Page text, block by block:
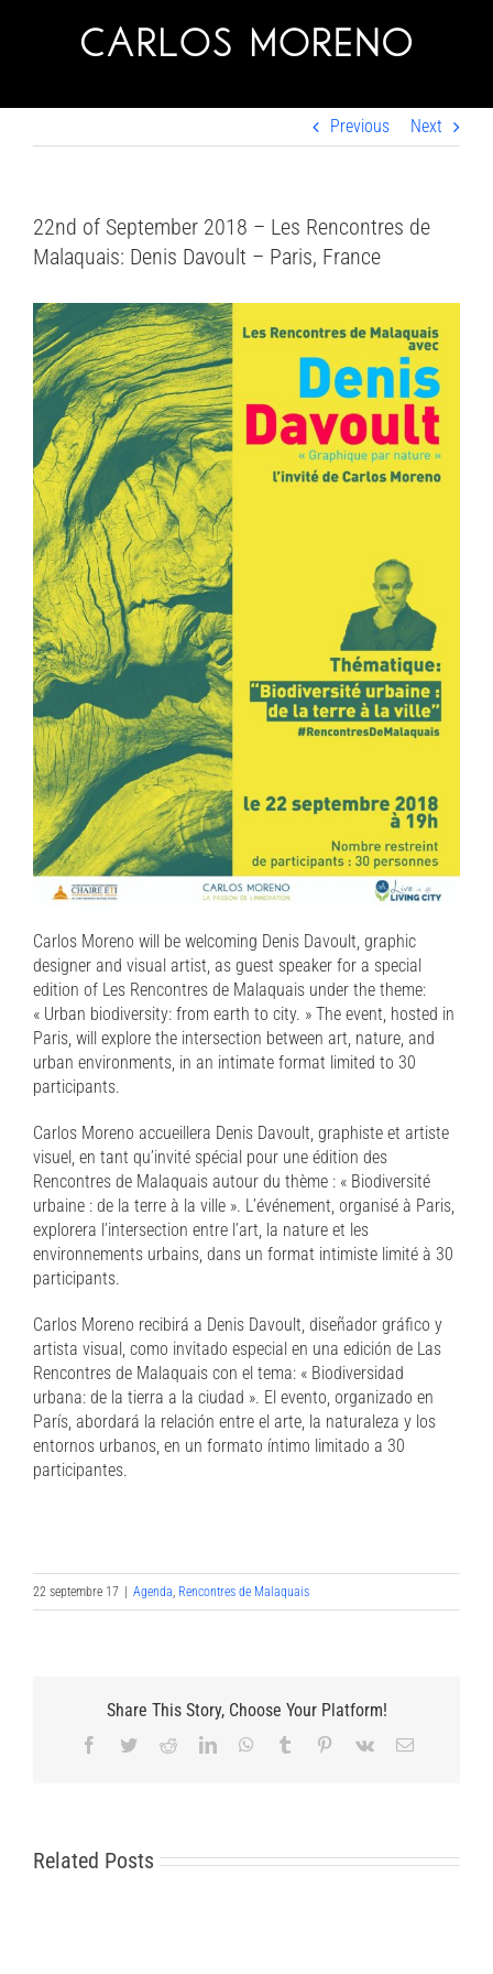
Previous Next
22nd of September 2018 – Les Rencontres de
Malaquais: Denis Davoult – Paris, France
Carlos Moreno will be welcoming Denis Davoult, graphic
designer and visual artist, as guest speaker for a special
edition of Les Rencontres de Malaquais under the theme:
« Urban biodiversity: from earth to city. » The event, hosted in
Paris, will explore the intersection between art, nature, and
urban environments, in an intimate format limited to 30
participants.
Carlos Moreno accueillera Denis Davoult, graphiste et artiste
visuel, en tant qu’invité spécial pour une édition des
Rencontres de Malaquais autour du thème : « Biodiversité
urbaine : de la terre à la ville ». L’événement, organisé à Paris,
explorera l’intersection entre l’art, la nature et les
environnements urbains, dans un format intimiste limité à 30
participants.
Carlos Moreno recibirá a Denis Davoult, diseñador gráfico y
artista visual, como invitado especial en una edición de Las
Rencontres de Malaquais con el tema: « Biodiversidad
urbana: de la tierra a la ciudad ». El evento, organizado en
París, abordará la relación entre el arte, la naturaleza y los
entornos urbanos, en un formato íntimo limitado a 30
participantes.
22 septembre 17 Agenda, Rencontres de Malaquais
Share This Story, Choose Your Platform!
Facebook
TwitterRedditLinkedInWhatsApp
Tumblr Pinterest
Vk Email
Related Posts